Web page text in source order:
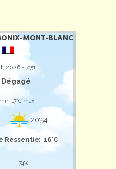
MONT-BLANC
2026 - 7:51
Dégagé
min 17°C max
20:54
Ressentie: 16°C
;
74%